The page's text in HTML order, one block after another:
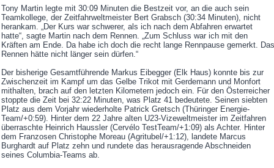
Tony Martin legte mit 30:09 Minuten die Bestzeit vor, an die auch sein
Teamkollege, der Zeitfahrweltmeister Bert Grabsch (30:34 Minuten), nicht
herankam. „Der Kurs war schwerer, als ich nach dem Abfahren erwartet
hatte“, sagte Martin nach dem Rennen. „Zum Schluss war ich mit den
Kräften am Ende. Da habe ich doch die recht lange Rennpause gemerkt. Das
Rennen hätte nicht länger sein dürfen.“
Der bisherige Gesamtführende Markus Eibegger (Elk Haus) konnte bis zur
Zwischenzeit im Kampf um das Gelbe Trikot mit Gerdemann und Monfort
mithalten, brach auf den letzten Kilometern jedoch ein. Für den Österreicher
stoppte die Zeit bei 32:22 Minuten, was Platz 41 bedeutete. Seinen siebten
Platz aus dem Vorjahr wiederholte Patrick Gretsch (Thüringer Energie-
Team/+0:59). Hinter dem 22 Jahre alten U23-Vizeweltmeister im Zeitfahren
überraschte Heinrich Haussler (Cervélo TestTeam/+1:09) als Achter. Hinter
dem Franzosen Christophe Moreau (Agritubel/+1:12), landete Marcus
Burghardt auf Platz zehn und rundete das herausragende Abschneiden
seines Columbia-Teams ab.